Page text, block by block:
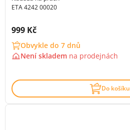
ETA 4242 00020
Cena s DPH:
999 Kč
Obvykle do 7 dnů
Není skladem na prodejnách
Do košíku